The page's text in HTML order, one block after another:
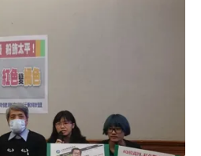
指標上線，舊式PM2.5仍有持
年調整，原指標查詢點閱人次
AQI指標取代，因此8月1日起
。